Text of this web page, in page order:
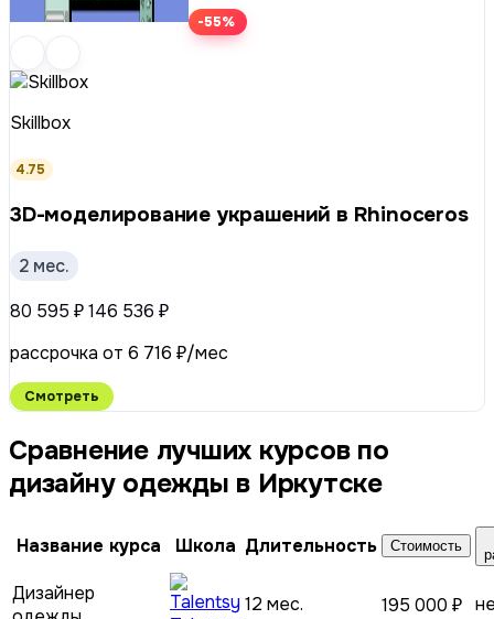
-55%
Skillbox
4.75
3D-моделирование украшений в Rhinoceros
2 мес.
80 595 ₽146 536 ₽
рассрочка от 6 716 ₽/мес
Смотреть
Сравнение лучших курсов по
дизайну одежды в Иркутске
Название курса Школа Длительность Стоимость
Дизайнер
12 мес. 195 000 ₽